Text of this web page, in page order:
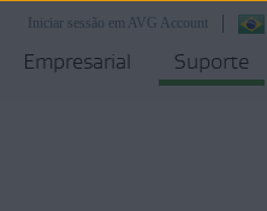
Iniciar sessão em AVG Account
Empresarial Suporte